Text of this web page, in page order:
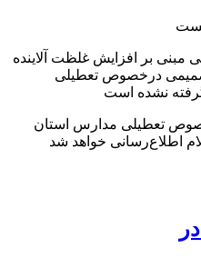
مبنی بر افزایش غلظت آلاینده
تصمیمی درخصوص تعطیلی
گرفته نشده است
تعطیلی مدارس استان
اطلاع‌رسانی خواهد شد